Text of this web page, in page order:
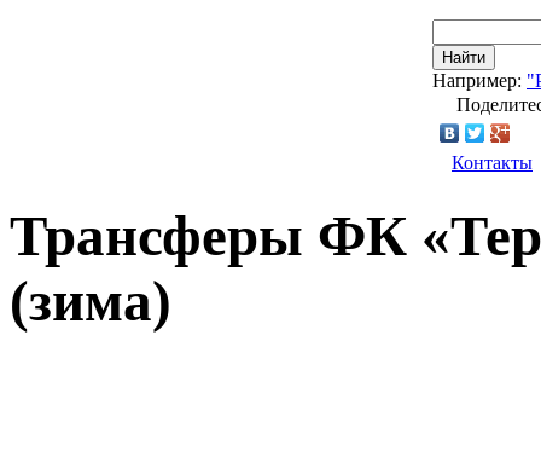
Найти
Например:
Контакты
Трансферы ФК
(зима)